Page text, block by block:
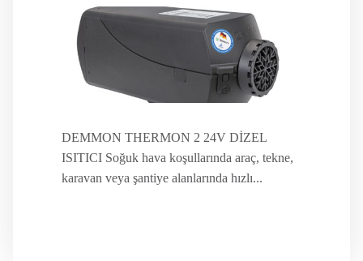
DEMMON THERMON 2 24V DİZEL
ISITICI Soğuk hava koşullarında araç, tekne,
karavan veya şantiye alanlarında hızlı...